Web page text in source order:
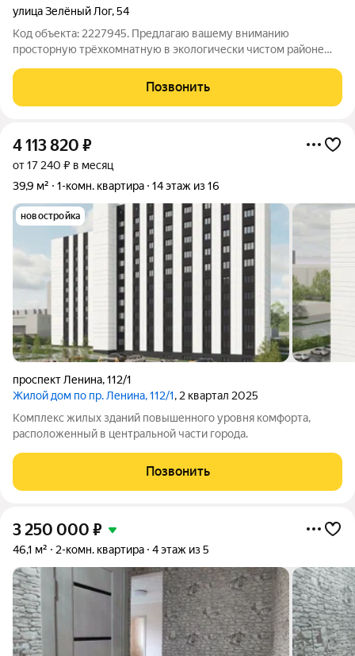
улица Зелёный Лог,54
Код объекта: 2227945. Предлагаю вашему вниманию
просторную трёхкомнатную в экологически чистом районе
занимают офисные помещения. Очень хорошие соседи,
большая парковка. В квартире сделан
Позвонить
4 113 820 ₽
от 17 240 ₽ в месяц
39,9 м²
1-комн. квартира 14 этаж из 16
новостройка
проспект Ленина,112/1
Жилой дом по пр. Ленина, 112/1, 2 квартал 2025
Комплекс жилых зданий повышенного уровня комфорта,
расположенный в центральной части города.
Позвонить
3 250 000 ₽
46,1 м² 2-комн. квартира 4 этаж из 5